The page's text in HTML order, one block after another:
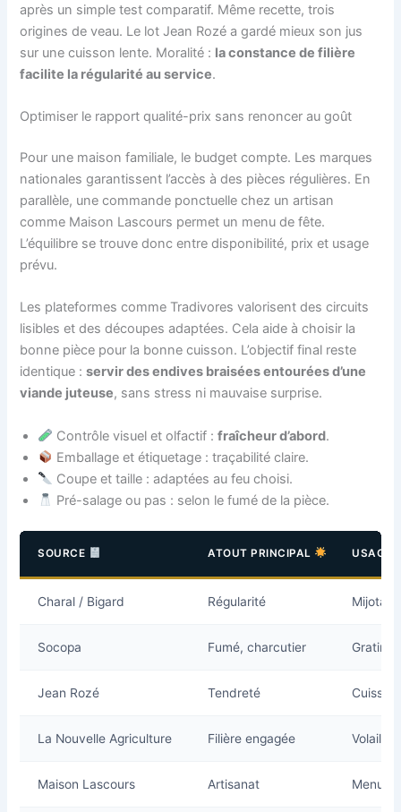
après un simple test comparatif. Même recette, trois
origines de veau. Le lot Jean Rozé a gardé mieux son jus
sur une cuisson lente. Moralité : la constance de filière
facilite la régularité au service.
Optimiser le rapport qualité-prix sans renoncer au goût
Pour une maison familiale, le budget compte. Les marques
nationales garantissent l’accès à des pièces régulières. En
parallèle, une commande ponctuelle chez un artisan
comme Maison Lascours permet un menu de fête.
L’équilibre se trouve donc entre disponibilité, prix et usage
prévu.
Les plateformes comme Tradivores valorisent des circuits
lisibles et des découpes adaptées. Cela aide à choisir la
bonne pièce pour la bonne cuisson. L’objectif final reste
identique :servir des endives braisées entourées d’une
viande juteuse, sans stress ni mauvaise surprise.
Contrôle visuel et olfactif :fraîcheur d’abord.
Emballage et étiquetage : traçabilité claire.
Coupe et taille : adaptées au feu choisi.
Pré-salage ou pas : selon le fumé de la pièce.
SOURCE ATOUT PRINCIPAL USAGE
Charal / Bigard Régularité
Socopa Fumé, charcutier
Jean Rozé Tendreté
La Nouvelle Agriculture Filière engagée Volaille
Maison Lascours Artisanat Menus